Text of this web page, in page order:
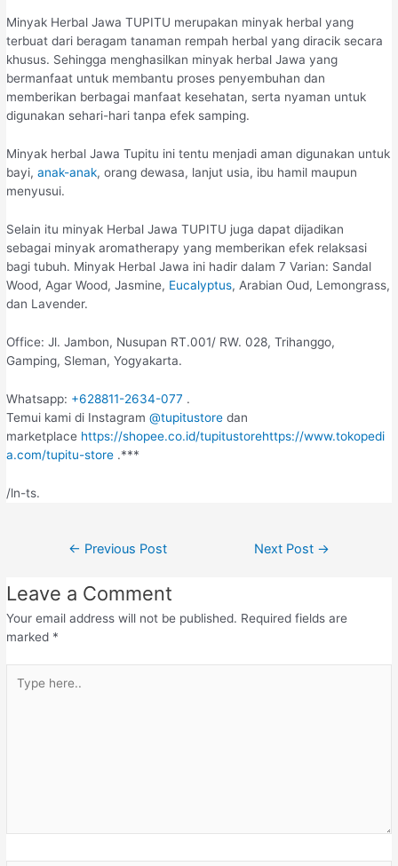
Minyak Herbal Jawa TUPITU merupakan minyak herbal yang
terbuat dari beragam tanaman rempah herbal yang diracik secara
khusus. Sehingga menghasilkan minyak herbal Jawa yang
bermanfaat untuk membantu proses penyembuhan dan
memberikan berbagai manfaat kesehatan, serta nyaman untuk
digunakan sehari-hari tanpa efek samping.
Minyak herbal Jawa Tupitu ini tentu menjadi aman digunakan untuk
bayi,anak-anak, orang dewasa, lanjut usia, ibu hamil maupun
menyusui.
Selain itu minyak Herbal Jawa TUPITU juga dapat dijadikan
sebagai minyak aromatherapy yang memberikan efek relaksasi
bagi tubuh. Minyak Herbal Jawa ini hadir dalam 7 Varian: Sandal
Wood, Agar Wood, Jasmine, Eucalyptus, Arabian Oud, Lemongrass,
dan Lavender.
Office: Jl. Jambon, Nusupan RT.001/ RW. 028, Trihanggo,
Gamping, Sleman, Yogyakarta.
Whatsapp: +628811-2634-077 .
Temui kami di Instagram@tupitustore dan
marketplace https://shopee.co.id/tupitustorehttps://www.tokopedi
a.com/tupitu-store .***
/ln-ts.
← Previous Post Next Post →
Leave a Comment
Your email address will not be published. Required fields are
marked *